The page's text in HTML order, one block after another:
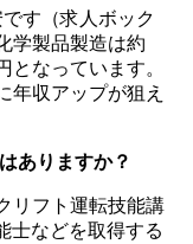
す（求人ボック
学製品製造は約
となっています。
年収アップが狙え
ありますか？
リフト運転技能講
士などを取得する